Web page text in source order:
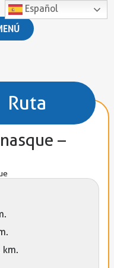
Ruta
–
km.
Español